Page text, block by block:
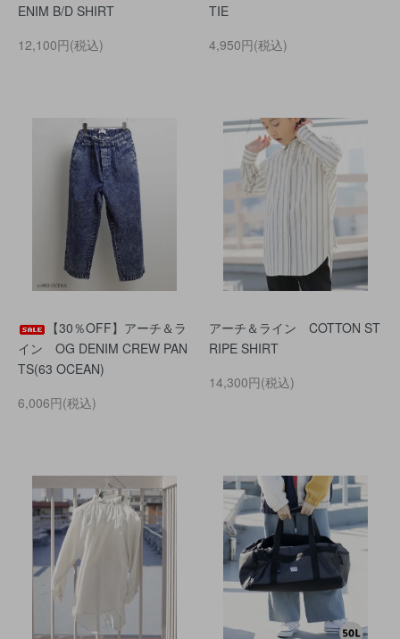
ENIM B/D SHIRT
12,100円(税込)
TIE
4,950円(税込)
【30％OFF】アーチ＆ラ
イン OG DENIM CREW PAN
TS(63 OCEAN)
6,006円(税込)
アーチ＆ライン COTTON ST
RIPE SHIRT
14,300円(税込)